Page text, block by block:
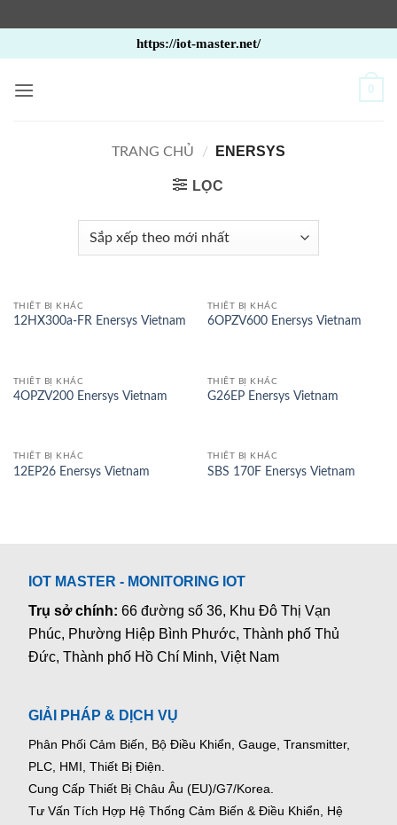
qua
nội
https://iot-master.net/
0
TRANG CHỦ / ENERSYS
LỌC
THIẾT BỊ KHÁC
12HX300a-FR Enersys Vietnam
THIẾT BỊ KHÁC
6OPZV600 Enersys Vietnam
THIẾT BỊ KHÁC
4OPZV200 Enersys Vietnam
THIẾT BỊ KHÁC
G26EP Enersys Vietnam
THIẾT BỊ KHÁC
12EP26 Enersys Vietnam
THIẾT BỊ KHÁC
SBS 170F Enersys Vietnam
IOT MASTER - MONITORING IOT
Trụ sở chính:66 đường số 36, Khu Đô Thị Vạn
Phúc, Phường Hiệp Bình Phước, Thành phố Thủ
Đức, Thành phố Hồ Chí Minh, Việt Nam
GIẢI PHÁP & DỊCH VỤ
Phân Phối Cảm Biến, Bộ Điều Khiển, Gauge, Transmitter,
PLC, HMI, Thiết Bị Điện.
Cung Cấp Thiết Bị Châu Âu (EU)/G7/Korea.
Tư Vấn Tích Hợp Hệ Thống Cảm Biến & Điều Khiển, Hệ